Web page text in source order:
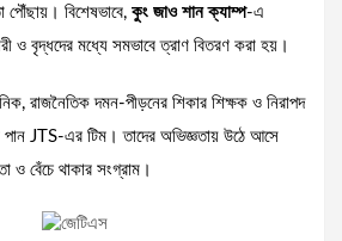
পৌঁছায়। বিশেষভাবে, কুং জাও শান ক্যাম্প-এ
ও বৃদ্ধদের মধ্যে সমভাবে ত্রাণ বিতরণ করা হয়।
রাজনৈতিক দমন-পীড়নের শিকার শিক্ষক ও নিরাপদ
JTS-এর টিম। তাদের অভিজ্ঞতায় উঠে আসে
ও বেঁচে থাকার সংগ্রাম।